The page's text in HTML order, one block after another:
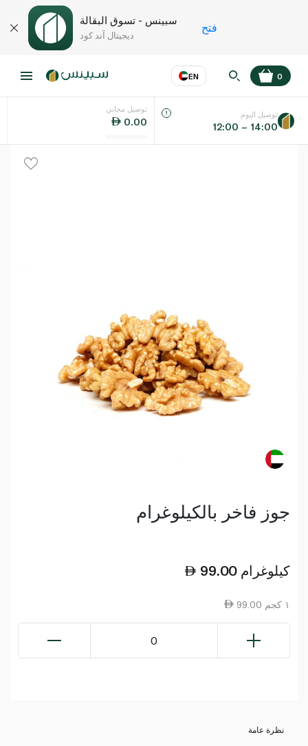
سبينس - تسوق البقالة
ديجيتال آند كود
فتح
EN
اللغة عر
0
توصيل مجاني
0.00
توصيل اليوم
12:00 – 14:00
جوز فاخر بالكيلوغرام
99.00 كيلوغرام
99.00 ١ كجم
0
نظرة عامة